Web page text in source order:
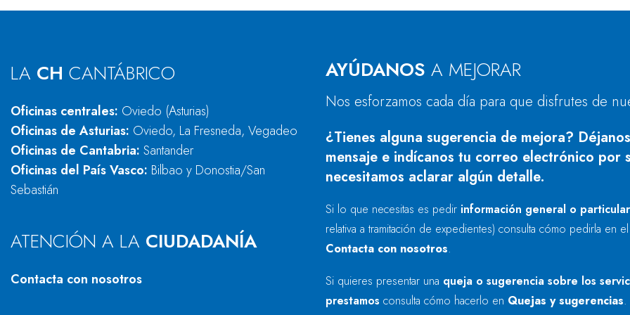
LA CH CANTÁBRICO
Oficinas centrales: Oviedo (Asturias)
Oficinas de Asturias: Oviedo, La Fresneda, Vegadeo
Oficinas de Cantabria: Santander
Oficinas del País Vasco: Bilbao y Donostia/San
Sebastián
ATENCIÓN A LA CIUDADANÍA
Contacta con nosotros
AYÚDANOS A MEJORAR
Nos esforzamos cada día para que disfrutes de
¿Tienes alguna sugerencia de mejora?
mensaje e indícanos tu correo electrónico por
necesitamos aclarar algún detalle.
Si lo que necesitas es pedir información general o
relativa a tramitación de expedientes) consulta cómo pedirla en
Contacta con nosotros.
Si quieres presentar una queja o sugerencia sobre los
prestamos consulta cómo hacerlo en Quejas y sugerencias.